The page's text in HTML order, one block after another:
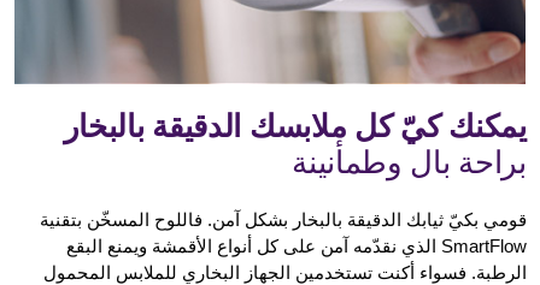
يمكنك كيّ كل ملابسك الدقيقة بالبخار
براحة بال وطمأنينة
قومي بكيّ ثيابك الدقيقة بالبخار بشكل آمن. فاللوح المسخّن بتقنية
SmartFlow الذي نقدّمه آمن على كل أنواع الأقمشة ويمنع البقع
الرطبة. فسواء أكنت تستخدمين الجهاز البخاري للملابس المحمول